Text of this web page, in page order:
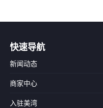
快速导航
新闻动态
商家中心
入驻美湾